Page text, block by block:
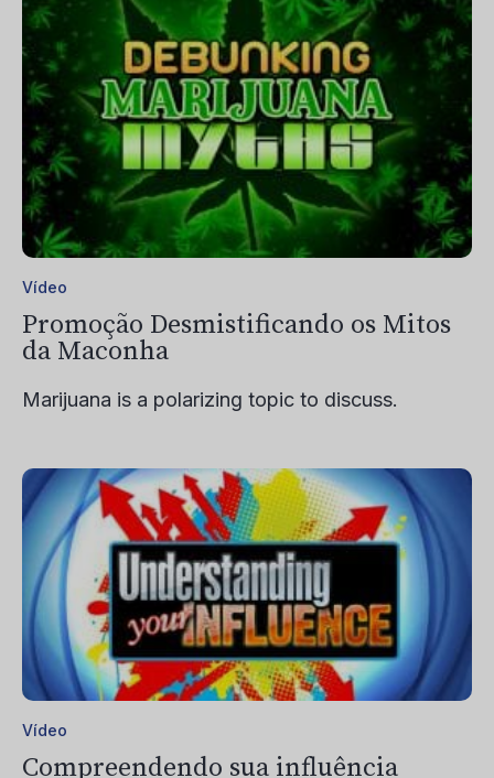
Vídeo
Promoção Desmistificando os Mitos
da Maconha
Marijuana is a polarizing topic to discuss.
Vídeo
Compreendendo sua influência